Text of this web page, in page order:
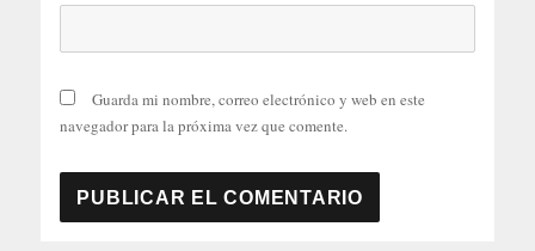
Guarda mi nombre, correo electrónico y web en este
navegador para la próxima vez que comente.